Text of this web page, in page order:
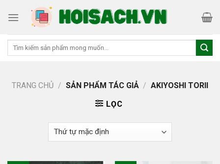
Tìm
TRANG CHỦ / SẢN PHẨM TÁC GIẢ / AKIYOSHI TORII
LỌC